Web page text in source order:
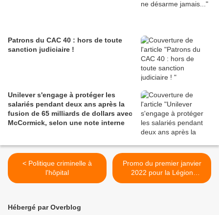
Patrons du CAC 40 : hors de toute
sanction judiciaire !
Unilever s'engage à protéger les
salariés pendant deux ans après la
fusion de 65 milliards de dollars avec
McCormick, selon une note interne
< Politique criminelle à
l'hôpital
Promo du premier janvier
2022 pour la Légion
d'honneur >
Hébergé par Overblog